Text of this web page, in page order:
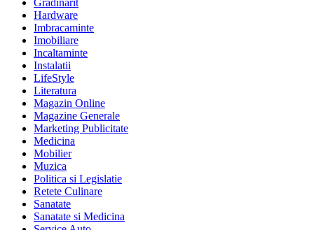
Hardware
Imbracaminte
Imobiliare
Incaltaminte
Instalatii
LifeStyle
Literatura
Magazin Online
Magazine Generale
Marketing Publicitate
Medicina
Mobilier
Muzica
Politica si Legislatie
Retete Culinare
Sanatate
Sanatate si Medicina